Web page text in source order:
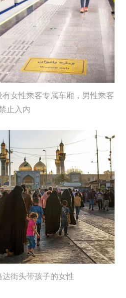
女性乘客专属车厢，男性乘客
止入内
街头带孩子的女性